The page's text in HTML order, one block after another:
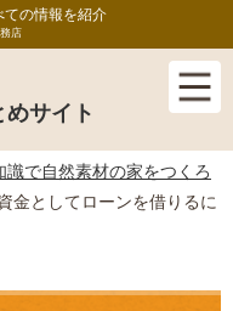
サイト
ての情報を紹介
店
識で自然素材の家をつくろ
金としてローンを借りるに